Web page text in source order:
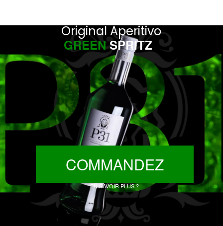
Original Aperitivo
GREENSPRITZ
COMMANDEZ
EN SAVOIR PLUS ?